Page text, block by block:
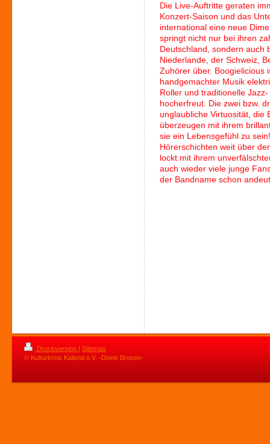
Die Live-Auftritte geraten
Konzert-Saison und das
international eine neue
springt nicht nur bei ihren
Deutschland, sondern auch
Niederlande, der Schweiz,
Zuhörer über. Boogielicious
handgemachter Musik
Roller und traditionelle
hocherfreut. Die zwei bzw.
unglaubliche Virtuosität, die
überzeugen mit ihrem
sie ein Lebensgefühl zu
Hörerschichten weit über
lockt mit ihrem
auch wieder viele junge
der Bandname schon
Druckversion | Sitemap
© Kulturkreis Kalletal e.V. -Deele Brosen-